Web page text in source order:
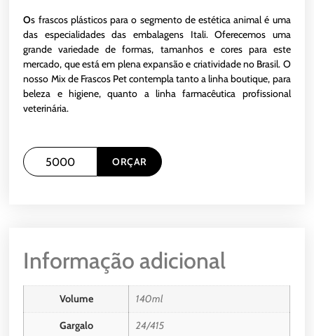
Os frascos plásticos para o segmento de estética animal é uma
das especialidades das embalagens Itali. Oferecemos uma
grande variedade de formas, tamanhos e cores para este
mercado, que está em plena expansão e criatividade no Brasil. O
nosso Mix de Frascos Pet contempla tanto a linha boutique, para
beleza e higiene, quanto a linha farmacêutica profissional
veterinária.
ORÇAR
Informação adicional
Volume 140ml
Gargalo 24/415